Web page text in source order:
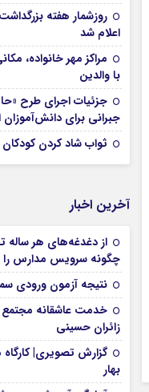
روزشمار هفته
اعلام شد
مراکز مهر خانواده،
با والدین
جبرانی برای دانش‌آموزان
ثواب شاد کردن
آخرین اخبار
از دغدغه‌های هر ساله
چگونه سرویس مدارس را
نتیجه آزمون ورودی سمپاد سال
خدمت عاشقانه مجتمع
زائران حسینی
گزارش تصویری|
بهار